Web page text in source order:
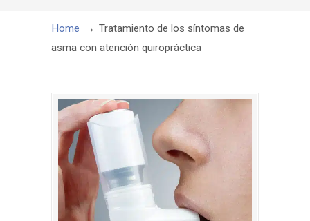
Home → Tratamiento de los síntomas de
asma con atención quiropráctica